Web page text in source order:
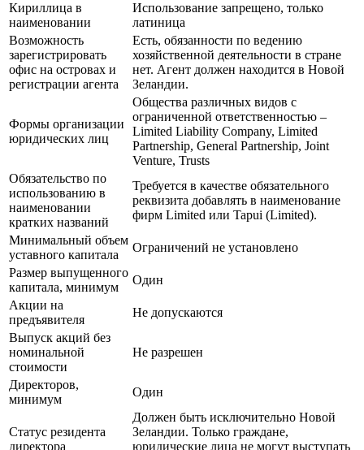
Кириллица в
наименовании
Использование запрещено, только
латиница
Возможность
зарегистрировать
офис на островах и
регистрации агента
Есть, обязанности по ведению
хозяйственной деятельности в стране
нет. Агент должен находится в Новой
Зеландии.
Формы организации
юридических лиц
Общества различных видов с
ограниченной ответственностью –
Limited Liability Company, Limited
Partnership, General Partnership, Joint
Venture, Trusts
Обязательство по
использованию в
наименовании
кратких названий
Требуется в качестве обязательного
реквизита добавлять в наименование
фирм Limited или Tapui (Limited).
Минимальный объем
уставного капитала
Ограничений не установлено
Размер выпущенного
капитала, минимум
Один
Акции на
предъявителя
Не допускаются
Выпуск акций без
номинальной
стоимости
Не разрешен
Директоров,
минимум
Один
Статус резидента
директора
Должен быть исключительно Новой
Зеландии. Только граждане,
юридические лица не могут выступать